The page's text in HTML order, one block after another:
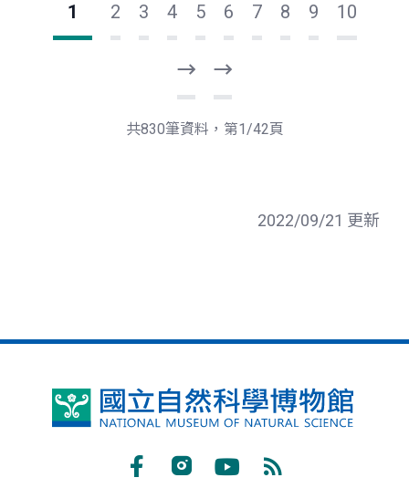
1 2 3 4 5 6 7 8 9 10
一
頁
後
一
共830筆資料，第1/42頁
2022/09/21 更新
國